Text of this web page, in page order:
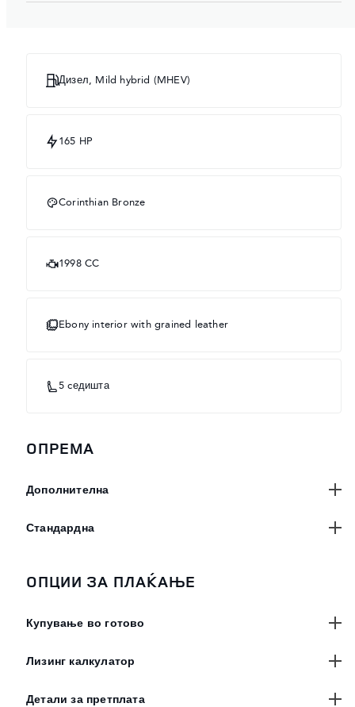
Дизел, Mild hybrid (MHEV)
165 HP
Corinthian Bronze
1998 CC
Ebony interior with grained leather
5 cедишта
OПРЕМА
Дополнителна
Стандардна
ОПЦИИ ЗА ПЛАЌАЊЕ
Купување во готово
Лизинг калкулатор
Детали за претплата